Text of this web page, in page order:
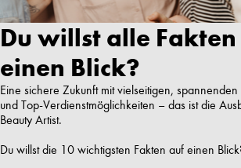
Du willst alle
einen Blick?
Eine sichere Zukunft mit vielseitigen,
und Top-Verdienstmöglichkeiten – das ist die
Beauty Artist.
Du willst die 10 wichtigsten Fakten auf einen